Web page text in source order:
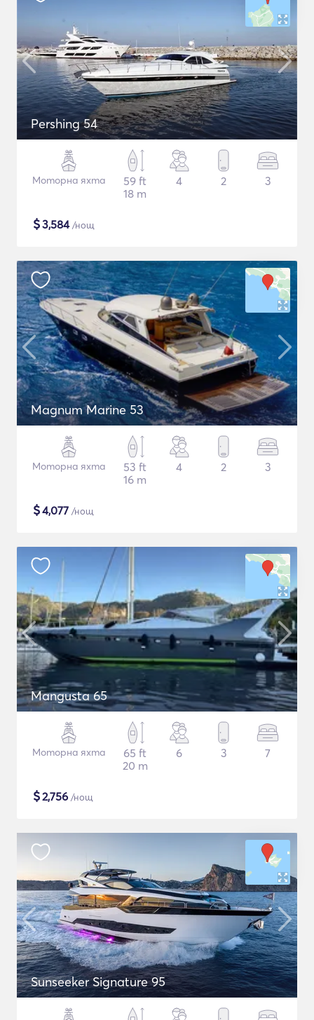
Pershing 54
Моторна яхта
59 ft
18 m
4 2 3
$3,584/нощ
Magnum Marine 53
Моторна яхта
53 ft
16 m
4 2 3
$4,077 /нощ
Mangusta 65
Моторна яхта
65 ft
20 m
6 3 7
$2,756 /нощ
Sunseeker Signature 95